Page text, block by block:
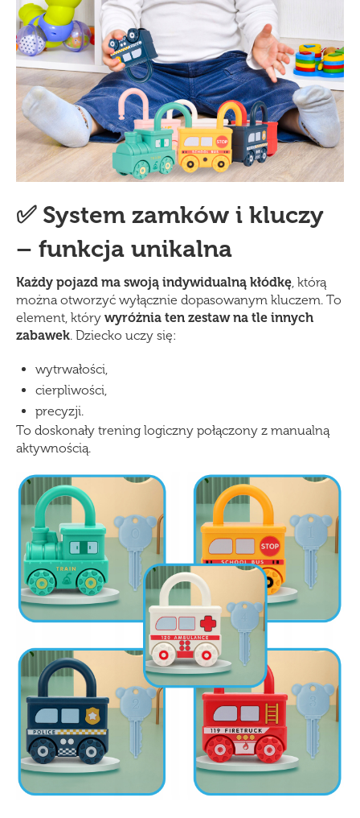
✅ System zamków i kluczy
– funkcja unikalna
Każdy pojazd ma swoją indywidualną kłódkę, którą
można otworzyć wyłącznie dopasowanym kluczem. To
element, który wyróżnia ten zestaw na tle innych
zabawek. Dziecko uczy się:
wytrwałości,
cierpliwości,
precyzji.
To doskonały trening logiczny połączony z manualną
aktywnością.